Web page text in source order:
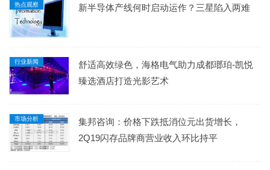
热点观察 新半导体产线何时启动运作？三星陷入两难
行业新闻
舒适高效绿色，海格电气助力成都瑯珀-凯悦
臻选酒店打造光影艺术
市场分析
集邦咨询：价格下跌抵消位元出货增长，
2Q19闪存品牌商营业收入环比持平